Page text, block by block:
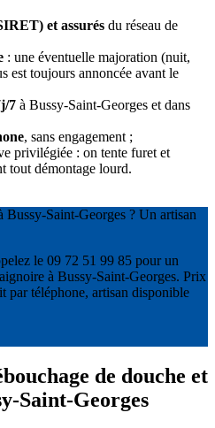
et assurés du réseau de
: une éventuelle majoration (nuit,
est toujours annoncée avant le
7 à Bussy-Saint-Georges et dans
, sans engagement ;
privilégiée : on tente furet et
tout démontage lourd.
Saint-Georges ? Un artisan
le 09 72 51 99 85 pour un
à Bussy-Saint-Georges. Prix
par téléphone, artisan disponible
de douche et
Saint-Georges